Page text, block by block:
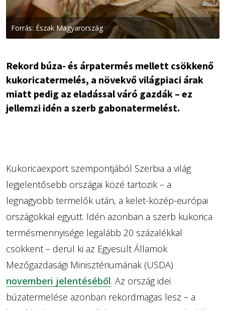
Forrás: Észak Magyarország
Rekord búza- és árpatermés mellett csökkenő
kukoricatermelés, a növekvő világpiaci árak
miatt pedig az eladással váró gazdák – ez
jellemzi idén a szerb gabonatermelést.
Kukoricaexport szempontjából Szerbia a világ
legjelentősebb országai közé tartozik – a
legnagyobb termelők után, a kelet-közép-európai
országokkal együtt. Idén azonban a szerb kukorica
termésmennyisége legalább 20 százalékkal
csökkent – derül ki az Egyesült Államok
Mezőgazdasági Minisztériumának (USDA)
novemberi jelentéséből. Az ország idei
búzatermelése azonban rekordmagas lesz – a